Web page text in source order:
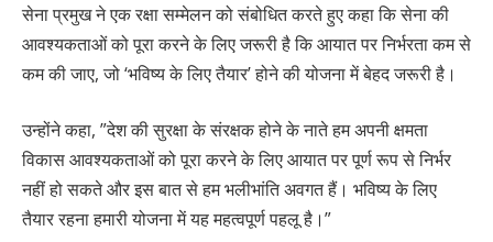
सेना प्रमुख ने एक रक्षा सम्मेलन को संबोधित करते हुए कहा कि सेना की
आवश्यकताओं को पूरा करने के लिए जरूरी है कि आयात पर निर्भरता कम से
कम की जाए, जो ‘भविष्य के लिए तैयार’ होने की योजना में बेहद जरूरी है।
उन्होंने कहा, ”देश की सुरक्षा के संरक्षक होने के नाते हम अपनी क्षमता
विकास आवश्यकताओं को पूरा करने के लिए आयात पर पूर्ण रूप से निर्भर
नहीं हो सकते और इस बात से हम भलीभांति अवगत हैं। भविष्य के लिए
तैयार रहना हमारी योजना में यह महत्वपूर्ण पहलू है।”